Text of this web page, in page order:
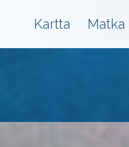
Kartta Matka